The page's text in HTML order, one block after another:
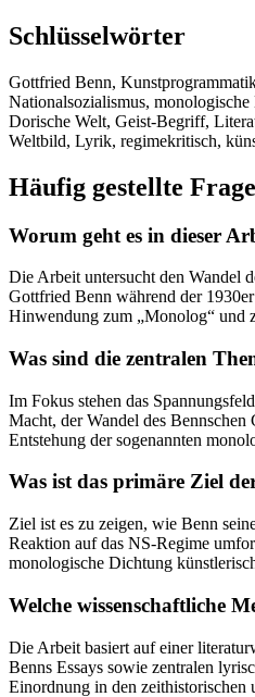
Schlüsselwörter
Gottfried Benn,
Nationalsozialismus,
Dorische Welt, Geist-Begriff,
Weltbild, Lyrik, regimekritisch,
Häufig gestellte
Worum geht es in dieser
Die Arbeit untersucht den Wandel
Gottfried Benn während der 1930er
Hinwendung zum „Monolog“ und
Was sind die zentralen
Im Fokus stehen das
Macht, der Wandel des
Entstehung der sogenannten
Was ist das primäre Ziel
Ziel ist es zu zeigen, wie Benn
Reaktion auf das NS-Regime
monologische Dichtung
Welche wissenschaftliche
Die Arbeit basiert auf einer
Benns Essays sowie zentralen
Einordnung in den zeithistorischen